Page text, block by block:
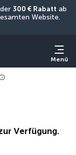
300 € Rabatt ab
Menü
Verfügung.